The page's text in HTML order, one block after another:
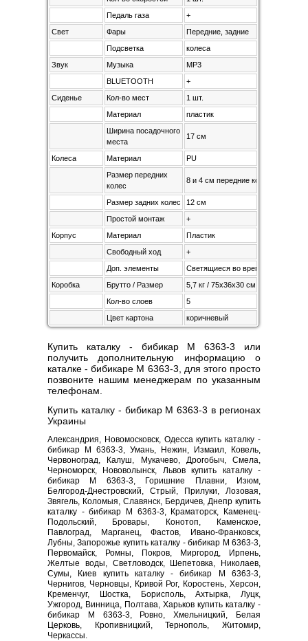
Педаль газа
+
Свет
Фары
Передние, задние
Подсветка
колеса
Звук
Музыка
MP3
BLUETOOTH
+
Сиденье
Кол-во мест
1 шт.
Материал
пластик
Ширина посадочного
места
17 см
Колеса Материал
PU
Размер передних
колес
8 и 4 см передние колеса
Размер задних колес
12 см
Простой монтаж
+
Корпус
Материал
Пластик
Свободный ход
+
Доп. элементы
Светящиеся во время движения
Коробка
Брутто / Размер
5,7 кг / 75х36х30 см
Кол-во слоев
5
Цвет картона
коричневый
Купить каталку - бибикар M 6363-3 или
получить дополнительную информацию о
каталке - бибикаре M 6363-3, для этого просто
позвоните нашим менеджерам по указанным
телефонам.
Купить каталку - бибикар M 6363-3 в регионах
Украины
Александрия, Новомосковск, Одесса купить каталку -
бибикар M 6363-3, Умань, Нежин, Измаил, Ковель,
Червоноград, Калуш, Мукачево, Дрогобыч, Смела,
Черноморск, Нововолынск, Львов купить каталку -
бибикар M 6363-3, Горишние Плавни, Изюм,
Белгород-Днестровский, Стрый, Прилуки, Лозовая,
Звягель, Коломыя, Славянск, Бердичев, Днепр купить
каталку - бибикар M 6363-3, Краматорск, Каменец-
Подольский, Бровары, Конотоп, Каменское,
Павлоград, Марганец, Фастов, Ивано-Франковск,
Лубны, Запорожье купить каталку - бибикар M 6363-3,
Первомайск, Ромны, Покров, Миргород, Ирпень,
Желтые воды, Светловодск, Шепетовка, Николаев,
Сумы, Киев купить каталку - бибикар M 6363-3,
Чернигов, Черновцы, Кривой Рог, Коростень, Херсон,
Кременчуг, Шостка, Борисполь, Ахтырка, Луцк,
Ужгород, Винница, Полтава, Харьков купить каталку -
бибикар M 6363-3, Ровно, Хмельницкий, Белая
Церковь, Кропивницкий, Тернополь, Житомир,
Черкассы.